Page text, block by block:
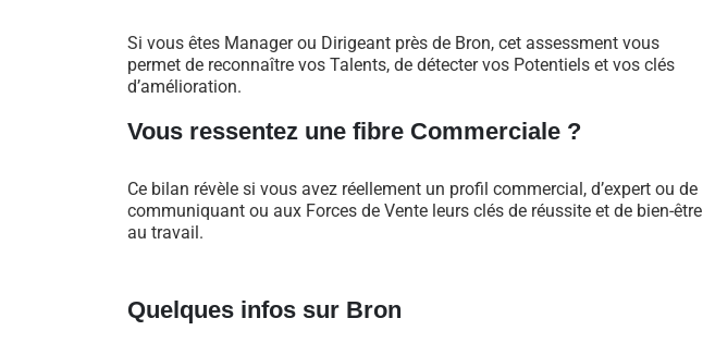
Si vous êtes Manager ou Dirigeant près de Bron, cet assessment vous
permet de reconnaître vos Talents, de détecter vos Potentiels et vos clés
d’amélioration.
Vous ressentez une fibre Commerciale ?
Ce bilan révèle si vous avez réellement un profil commercial, d’expert ou de
communiquant ou aux Forces de Vente leurs clés de réussite et de bien-être
au travail.
Quelques infos sur Bron